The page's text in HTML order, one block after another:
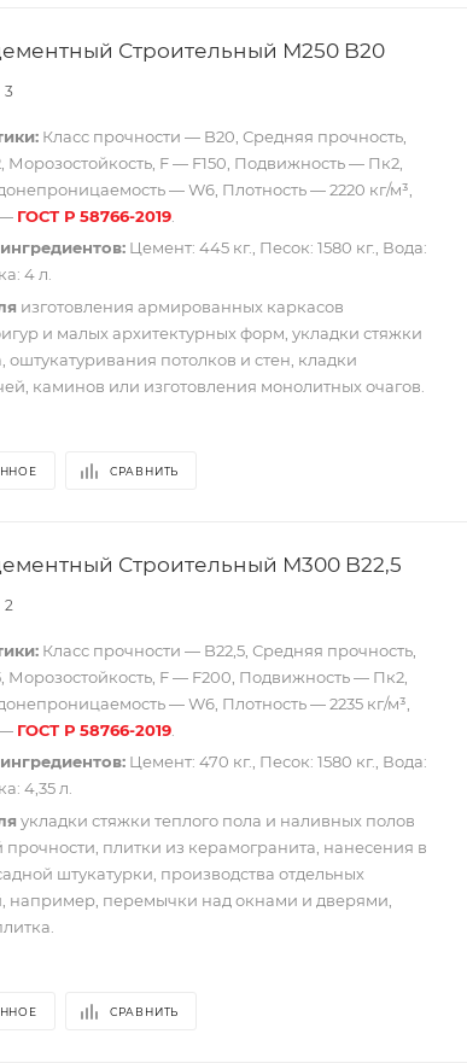
Строительный М250 B20
3
Класс прочности — B20, Средняя прочность,
Морозостойкость, F — F150, Подвижность — Пк2,
— W6, Плотность — 2220 кг/м³,
— ГОСТ Р 58766-2019
Цемент: 445 кг., Песок: 1580 кг., Вода:
4 л.
изготовления армированных каркасов
и малых архитектурных форм, укладки стяжки
оштукатуривания потолков и стен, кладки
каминов или изготовления монолитных очагов.
СРАВНИТЬ
Строительный М300 B22,5
2
Класс прочности — B22,5, Средняя прочность,
Морозостойкость, F — F200, Подвижность — Пк2,
— W6, Плотность — 2235 кг/м³,
— ГОСТ Р 58766-2019
Цемент: 470 кг., Песок: 1580 кг., Вода:
4,35 л.
укладки стяжки теплого пола и наливных полов
плитки из керамогранита, нанесения в
штукатурки, производства отдельных
например, перемычки над окнами и дверями,
СРАВНИТЬ